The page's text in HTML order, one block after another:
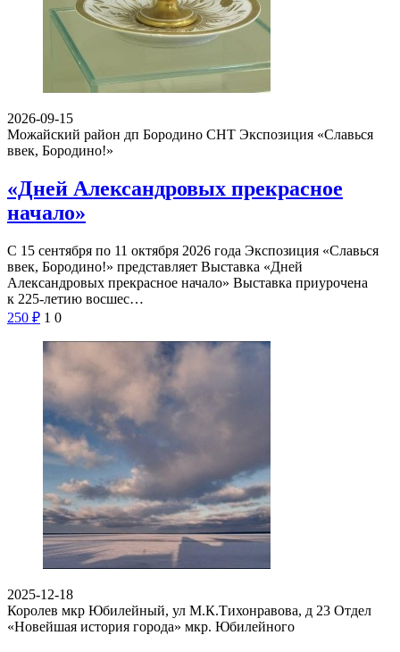
2026-09-15
Можайский район дп Бородино СНТ Экспозиция «Славься
ввек, Бородино!»
«Дней Александровых прекрасное
начало»
С 15 сентября по 11 октября 2026 года Экспозиция «Славься
ввек, Бородино!» представляет Выставка «Дней
Александровых прекрасное начало» Выставка приурочена
к 225-летию восшес…
250 ₽ 1 0
2025-12-18
Королев мкр Юбилейный, ул М.К.Тихонравова, д 23 Отдел
«Новейшая история города» мкр. Юбилейного